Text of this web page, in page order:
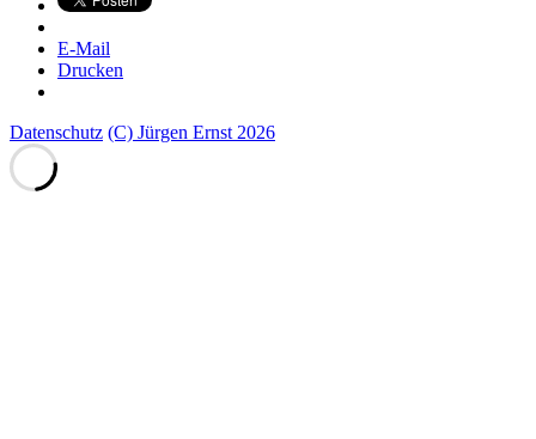
E-Mail
Drucken
Datenschutz (C) Jürgen Ernst 2026